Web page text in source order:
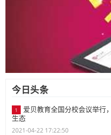
今日头条
1
爱贝教育全国分校会议举行
生态
2021-04-22 17:22:50